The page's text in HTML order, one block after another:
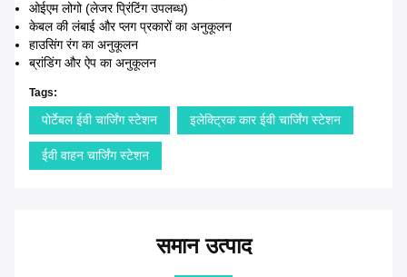
ओईएम लोगो (लेजर प्रिंटिंग उपलब्ध)
केबल की लंबाई और प्लग प्रकारों का अनुकूलन
हाउसिंग रंग का अनुकूलन
ब्रांडिंग और ऐप का अनुकूलन
Tags:
पोर्टेबल ईवी चार्जिंग स्टेशन इलेक्ट्रिक कार ईवी चार्जिंग स्टेशन
ईवी वाहन चार्जिंग स्टेशन
समान उत्पाद